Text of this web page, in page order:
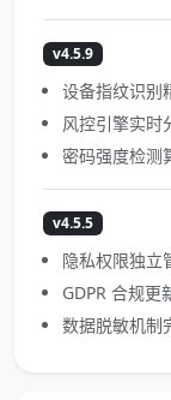
v4.5.9
设备指纹识别
风控引擎实时
密码强度检测
v4.5.5
隐私权限独立
GDPR 合规更
数据脱敏机制